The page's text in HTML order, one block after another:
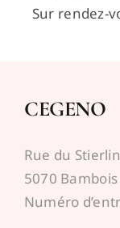
Sur rendez-
CEGENO
Rue du
5070 Bambois
Numéro